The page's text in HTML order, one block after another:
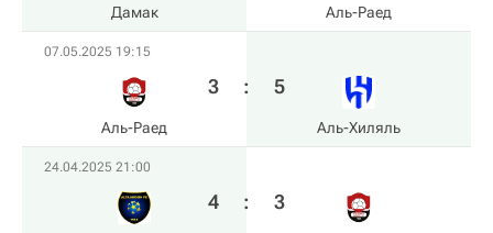
Дамак Аль-Раед
07.05.2025 19:15
Аль-Раед
3 : 5
Аль-Хиляль
24.04.2025 21:00
4 : 3